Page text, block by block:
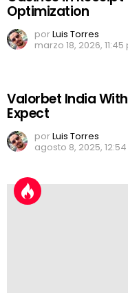
Optimization
porLuis Torres
marzo 18, 2026, 11:45
Valorbet India
Expect
porLuis Torres
agosto 8, 2025,